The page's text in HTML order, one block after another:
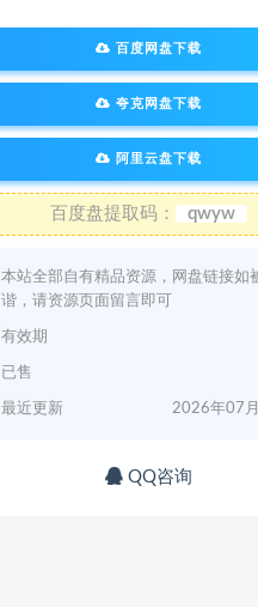
百度网盘下载
夸克网盘下载
阿里云盘下载
百度盘提取码： qwyw
本站全部自有精品资源，网盘链接如
谐，请资源页面留言即可
有效期
已售
最近更新 2026年07
QQ咨询